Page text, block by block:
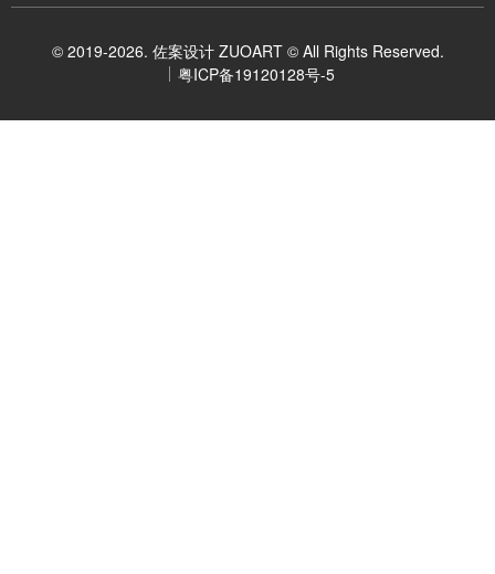
© 2019-2026. 佐案设计 ZUOART © All Rights Reserved.
粤ICP备19120128号-5